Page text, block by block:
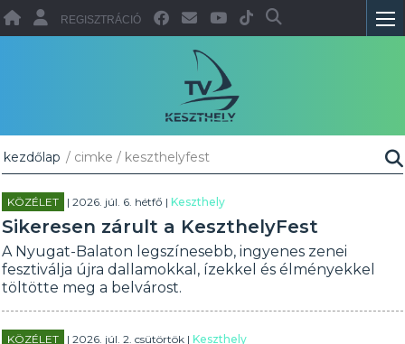
REGISZTRÁCIÓ
kezdőlap / cimke / keszthelyfest
KÖZÉLET | 2026. júl. 6. hétfő |Keszthely
Sikeresen zárult a KeszthelyFest
A Nyugat-Balaton legszínesebb, ingyenes zenei
fesztiválja újra dallamokkal, ízekkel és élményekkel
töltötte meg a belvárost.
KÖZÉLET | 2026. júl. 2. csütörtök |Keszthely